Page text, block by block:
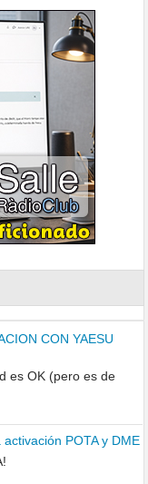
CON YAESU
es OK (pero es de
POTA y DME